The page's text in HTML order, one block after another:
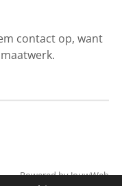
contact op, want
Powered byJouwWeb